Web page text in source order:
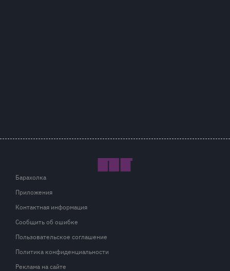
Барахолка
Приложения
Контактная информация
Сообщить об ошибке
Пользовательское соглашение
Политика конфиденциальности
Реклама на сайте